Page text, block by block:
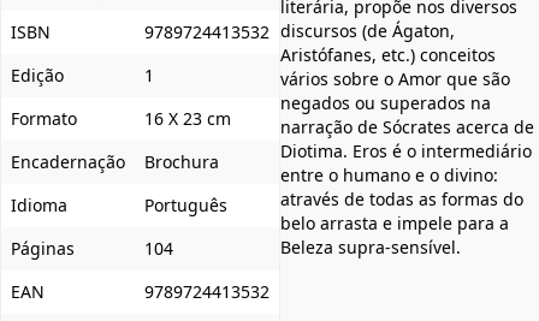
ISBN
9789724413532
Edição
1
Formato
16 X 23 cm
Encadernação
Brochura
Idioma
Português
Páginas
104
EAN
9789724413532
literária, propõe nos diversos
discursos (de Ágaton,
Aristófanes, etc.) conceitos
vários sobre o Amor que são
negados ou superados na
narração de Sócrates acerca de
Diotima. Eros é o intermediário
entre o humano e o divino:
através de todas as formas do
belo arrasta e impele para a
Beleza supra-sensível.